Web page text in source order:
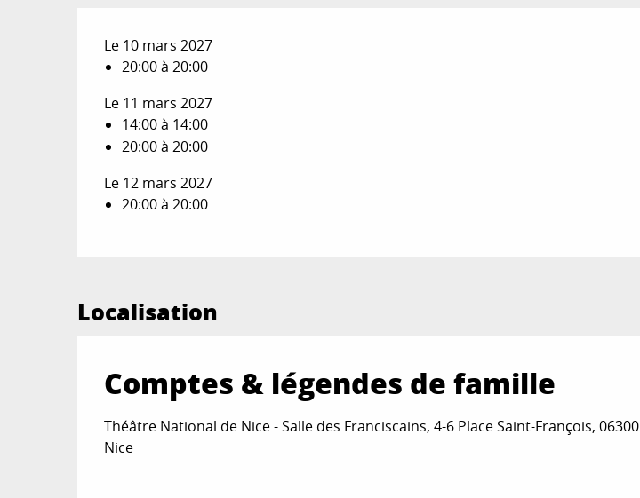
Le 10 mars 2027
20:00 à 20:00
Le 11 mars 2027
14:00 à 14:00
20:00 à 20:00
Le 12 mars 2027
20:00 à 20:00
Localisation
Comptes & légendes de famille
Théâtre National de Nice - Salle des Franciscains, 4-6 Place Saint-François, 06300
Nice